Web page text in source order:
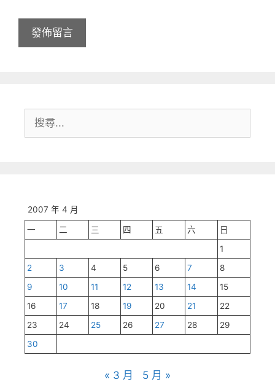
尋:
2007 年 4 月
一 二 三 四 五 六
日
1
2
3 4 5 6 7
8
9
10 11 12 13 14
15
16
17 18 19 20 21
22
23
24 25 26 27 28
29
30
« 3 月 5 月 »